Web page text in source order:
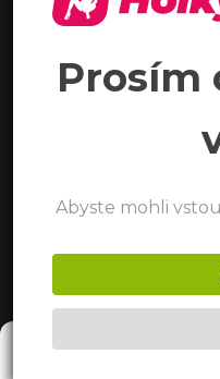
Prosím
Abyste mohli